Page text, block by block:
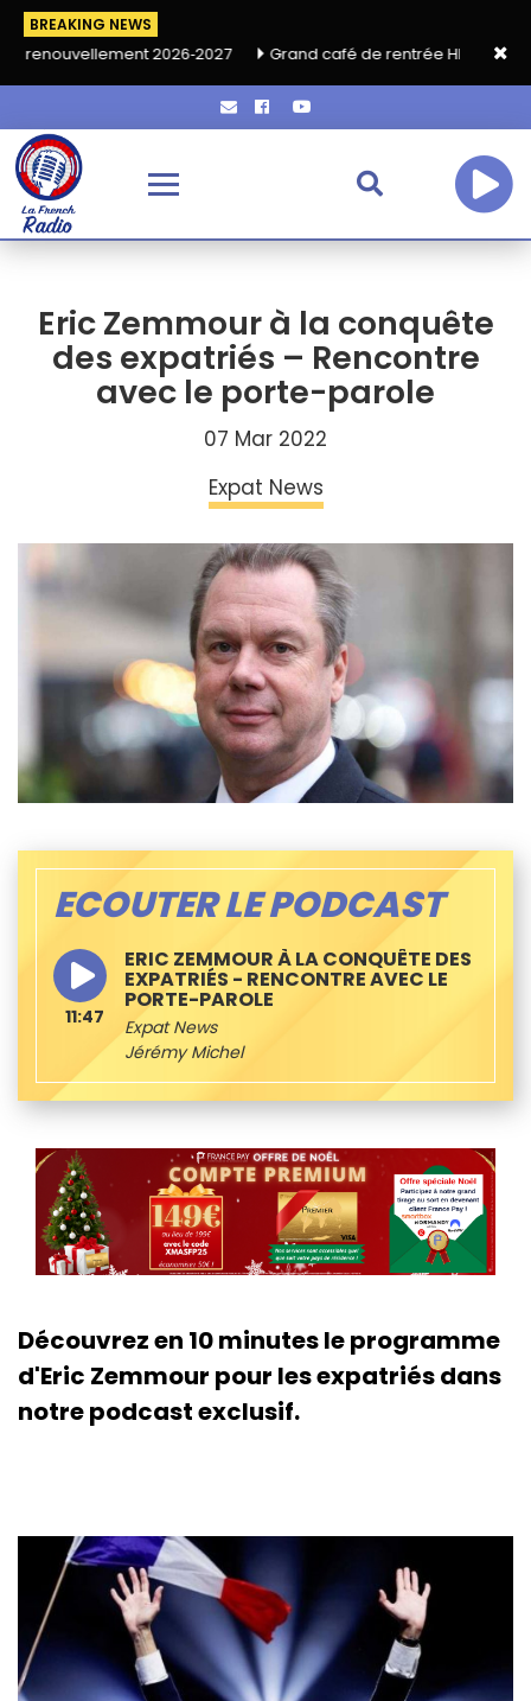
BREAKING NEWS
2026‑2027 Grand café de rentrée HKA le vendredi 18
Eric Zemmour à la conquête
des expatriés – Rencontre
avec le porte-parole
07 Mar 2022
Expat News
ECOUTER LE PODCAST
ERIC ZEMMOUR À LA CONQUÊTE DES
EXPATRIÉS - RENCONTRE AVEC LE
PORTE-PAROLE
Expat News
Jérémy Michel
11:47
Découvrez en 10 minutes le programme
d'Eric Zemmour pour les expatriés dans
notre podcast exclusif.